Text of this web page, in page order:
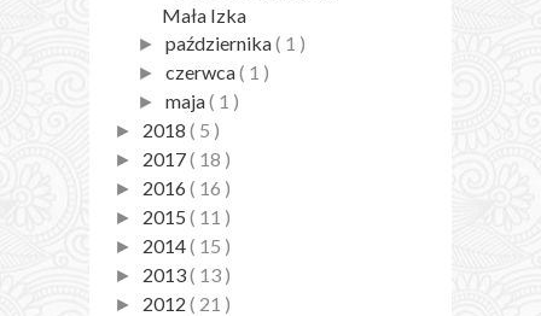
Mała Izka
►października( 1 )
►czerwca( 1 )
►maja( 1 )
► 2018 ( 5 )
► 2017( 18 )
► 2016 ( 16 )
► 2015 ( 11 )
► 2014( 15 )
► 2013( 13 )
► 2012 ( 21 )